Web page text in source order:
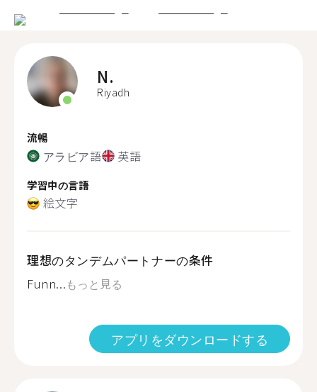
N.
Riyadh
流暢
アラビア語 英語
学習中の言語
絵文字
理想のタンデムパートナーの条件
Funn...もっと見る
アプリをダウンロードする